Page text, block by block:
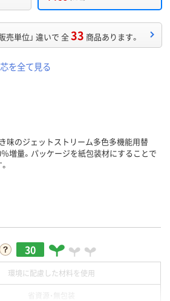
販売単位」 違いで 全33 商品あります。
を全て見る
味のジェットストリーム多色多機能用替
増量。パッケージを紙包装材にすることで
30
環境に配慮した材料を使用